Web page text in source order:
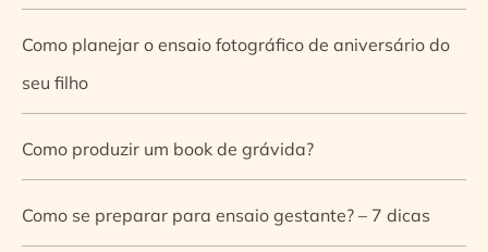
Como planejar o ensaio fotográfico de aniversário do
seu filho
Como produzir um book de grávida?
Como se preparar para ensaio gestante? – 7 dicas